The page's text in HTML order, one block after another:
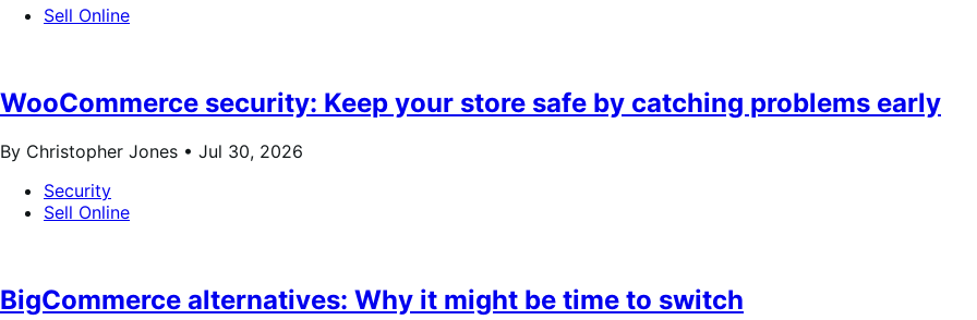
Sell Online
WooCommerce security: Keep your store safe by catching problems early
By Christopher Jones • Jul 30, 2026
Security
Sell Online
BigCommerce alternatives: Why it might be time to switch